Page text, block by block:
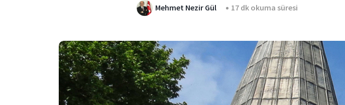
Mehmet Nezir Gül 17 dk okuma süresi